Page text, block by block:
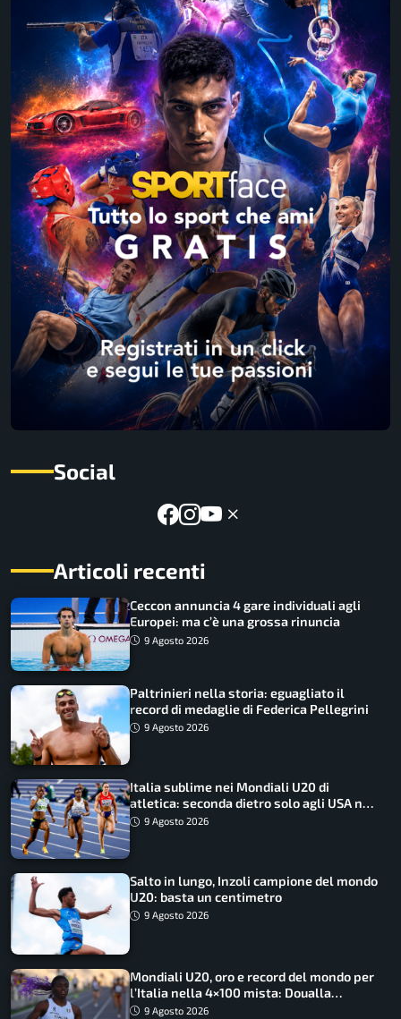
Social
Articoli recenti
Ceccon annuncia 4 gare individuali agli
Europei: ma c’è una grossa rinuncia
9 Agosto 2026
Paltrinieri nella storia: eguagliato il
record di medaglie di Federica Pellegrini
9 Agosto 2026
Italia sublime nei Mondiali U20 di
atletica: seconda dietro solo agli USA nel
medagliere
9 Agosto 2026
Salto in lungo, Inzoli campione del mondo
U20: basta un centimetro
9 Agosto 2026
Mondiali U20, oro e record del mondo per
l’Italia nella 4×100 mista: Doualla
straordinaria
9 Agosto 2026